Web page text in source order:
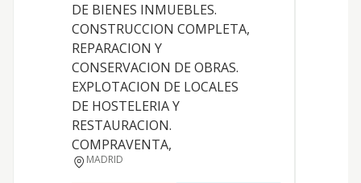
DE BIENES INMUEBLES.
CONSTRUCCION COMPLETA,
REPARACION Y
CONSERVACION DE OBRAS.
EXPLOTACION DE LOCALES
DE HOSTELERIA Y
RESTAURACION.
COMPRAVENTA,
MADRID